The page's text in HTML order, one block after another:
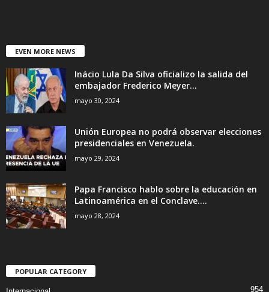
EVEN MORE NEWS
Inácio Lula Da Silva oficializo la salida del
embajador Frederico Meyer...
mayo 30, 2024
Unión Europea no podrá observar elecciones
presidenciales en Venezuela.
mayo 29, 2024
Papa Francisco hablo sobre la educación en
Latinoamérica en el Conclave....
mayo 28, 2024
POPULAR CATEGORY
954